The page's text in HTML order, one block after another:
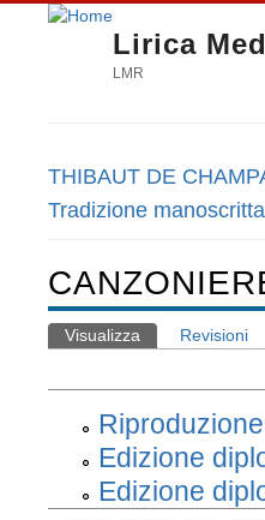
Lirica
LMR
Tu sei qui
THIBAUT DE
Tradizione manoscritta
Schede primarie
Visualizza (scheda attiva)
Revisioni
Edizione
Edizione